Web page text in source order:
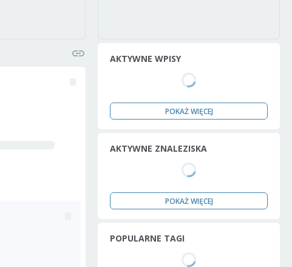
AKTYWNE WPISY
POKAŻ WIĘCEJ
AKTYWNE ZNALEZISKA
POKAŻ WIĘCEJ
POPULARNE TAGI